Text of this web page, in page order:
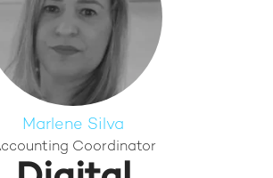
Marlene Silva
Coordinator